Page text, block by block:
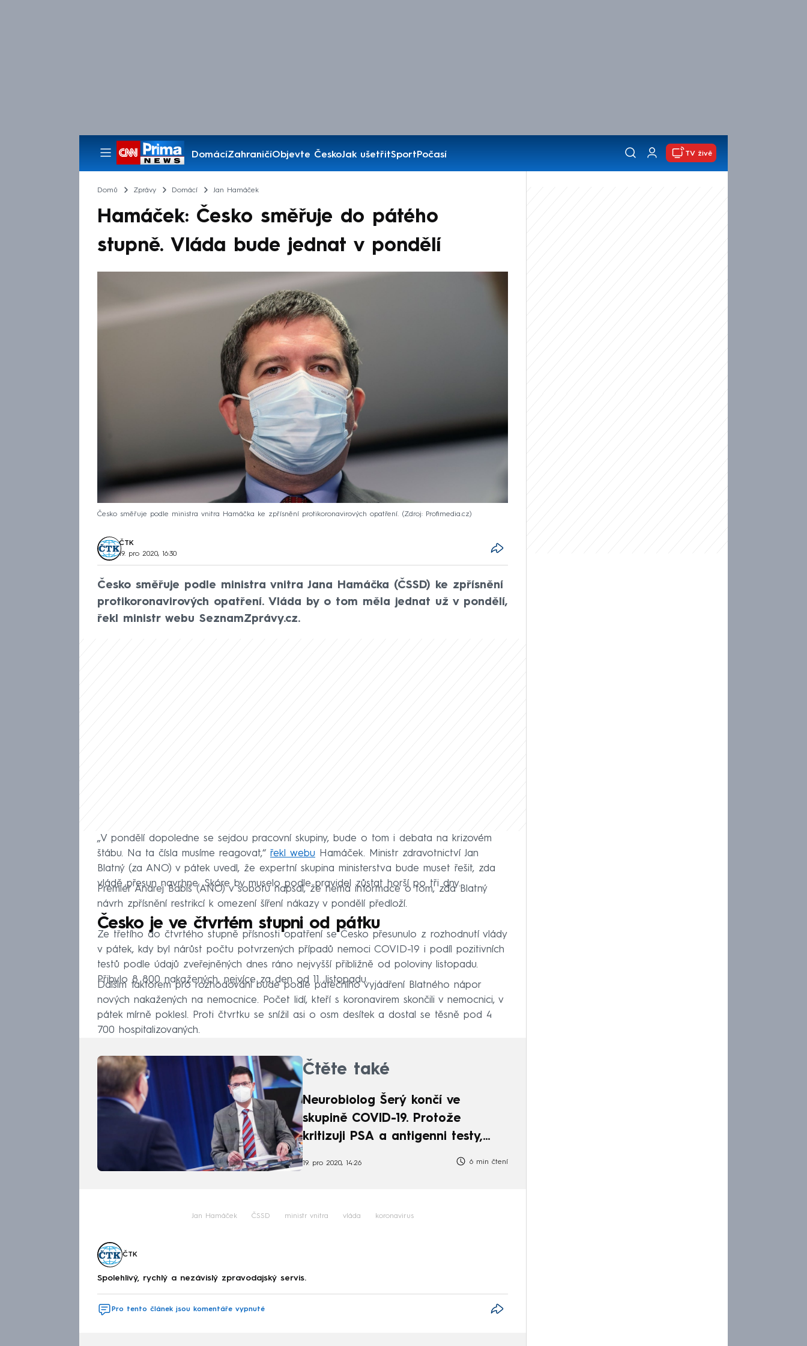
DomácíZahraničíObjevte ČeskoJak ušetřitSportPočasí
Pořady
TV živě
Domů Zprávy Domácí Jan Hamáček
Hamáček: Česko směřuje do pátého
stupně. Vláda bude jednat v pondělí
Česko směřuje podle ministra vnitra Hamáčka ke zpřísnění protikoronavirových opatření. Zdroj: Profimedia.cz
ČTK
19. pro 2020, 16:30
Česko směřuje podle ministra vnitra Jana Hamáčka (ČSSD) ke zpřísnění
protikoronavirových opatření. Vláda by o tom měla jednat už v pondělí,
řekl ministr webu SeznamZprávy.cz.
„V pondělí dopoledne se sejdou pracovní skupiny, bude o tom i debata na krizovém
štábu. Na ta čísla musíme reagovat,“ řekl webu Hamáček. Ministr zdravotnictví Jan
Blatný (za ANO) v pátek uvedl, že expertní skupina ministerstva bude muset řešit, zda
vládě přesun navrhne. Skóre by muselo podle pravidel zůstat horší po tři dny.
Premiér Andrej Babiš (ANO) v sobotu napsal, že nemá informace o tom, zda Blatný
návrh zpřísnění restrikcí k omezení šíření nákazy v pondělí předloží.
Česko je ve čtvrtém stupni od pátku
Ze třetího do čtvrtého stupně přísnosti opatření se Česko přesunulo z rozhodnutí vlády
v pátek, kdy byl nárůst počtu potvrzených případů nemoci COVID-19 i podíl pozitivních
testů podle údajů zveřejněných dnes ráno nejvyšší přibližně od poloviny listopadu.
Přibylo 8 800 nakažených, nejvíce za den od 11. listopadu.
Dalším faktorem pro rozhodování bude podle pátečního vyjádření Blatného nápor
nových nakažených na nemocnice. Počet lidí, kteří s koronavirem skončili v nemocnici, v
pátek mírně poklesl. Proti čtvrtku se snížil asi o osm desítek a dostal se těsně pod 4
700 hospitalizovaných.
Čtěte také
Neurobiolog Šerý končí ve
skupině COVID-19. Protože
kritizuji PSA a antigenni testy,
19. pro 2020, 14:26 6 min čtení
Jan Hamáček ČSSD ministr vnitra vláda koronavirus
ČTK
Spolehlivý, rychlý a nezávislý zpravodajský servis.
Pro tento článek jsou komentáře vypnuté